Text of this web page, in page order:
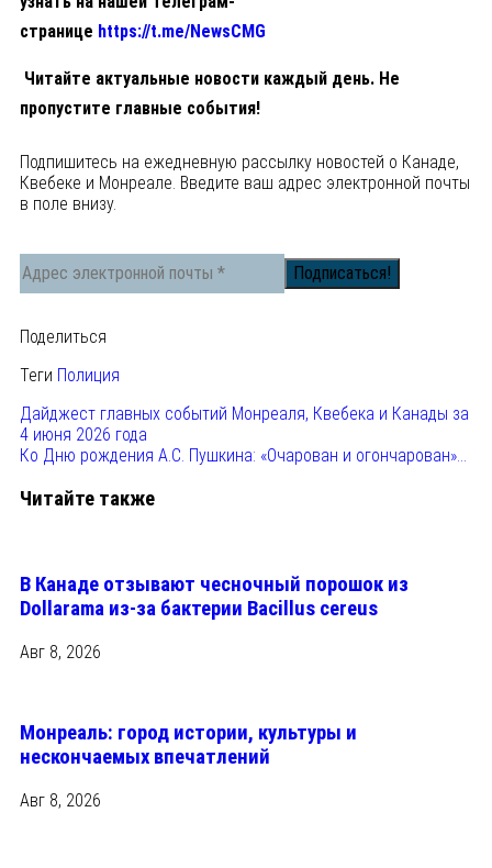
странице https://t.me/NewsCMG
Читайте актуальные новости каждый день. Не
пропустите главные события!
Подпишитесь на ежедневную рассылку новостей о Канаде,
Квебеке и Монреале. Введите ваш адрес электронной почты
в поле внизу.
Поделиться
Теги Полиция
Дайджест главных событий Монреаля, Квебека и Канады за
4 июня 2026 года
Ко Дню рождения А.С. Пушкина: «Очарован и огончарован»…
Читайте также
В Канаде отзывают чесночный порошок из
Dollarama из-за бактерии Bacillus cereus
Авг 8, 2026
Монреаль: город истории, культуры и
нескончаемых впечатлений
Авг 8, 2026